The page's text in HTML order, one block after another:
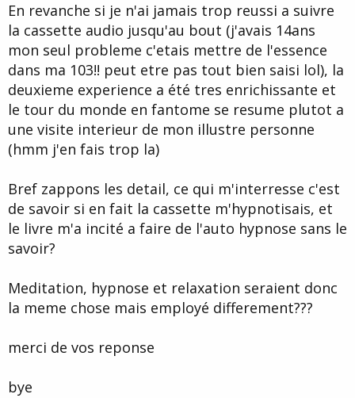
En revanche si je n'ai jamais trop reussi a suivre
la cassette audio jusqu'au bout (j'avais 14ans
mon seul probleme c'etais mettre de l'essence
dans ma 103!! peut etre pas tout bien saisi lol), la
deuxieme experience a été tres enrichissante et
le tour du monde en fantome se resume plutot a
une visite interieur de mon illustre personne
(hmm j'en fais trop la)
Bref zappons les detail, ce qui m'interresse c'est
de savoir si en fait la cassette m'hypnotisais, et
le livre m'a incité a faire de l'auto hypnose sans le
savoir?
Meditation, hypnose et relaxation seraient donc
la meme chose mais employé differement???
merci de vos reponse
bye